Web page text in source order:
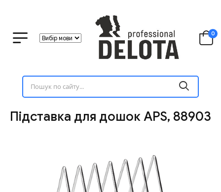
0
Підставка для дошок APS, 88903